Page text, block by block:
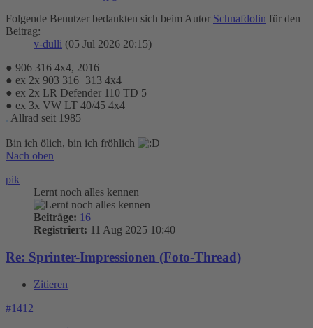
Folgende Benutzer bedankten sich beim Autor Schnafdolin für den
Beitrag:
v-dulli (05 Jul 2026 20:15)
● 906 316 4x4, 2016
● ex 2x 903 316+313 4x4
● ex 2x LR Defender 110 TD 5
● ex 3x VW LT 40/45 4x4
. Allrad seit 1985
Bin ich ölich, bin ich fröhlich
Nach oben
pik
Lernt noch alles kennen
Beiträge: 16
Registriert: 11 Aug 2025 10:40
Re: Sprinter-Impressionen (Foto-Thread)
Zitieren
#1412